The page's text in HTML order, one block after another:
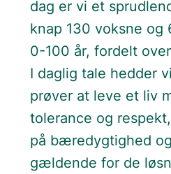
dag er vi et
knap 130 voksne og
0-100 år, fordelt
I daglig tale hedder
prøver at leve et liv
tolerance og
på bæredygtighed
gældende for de